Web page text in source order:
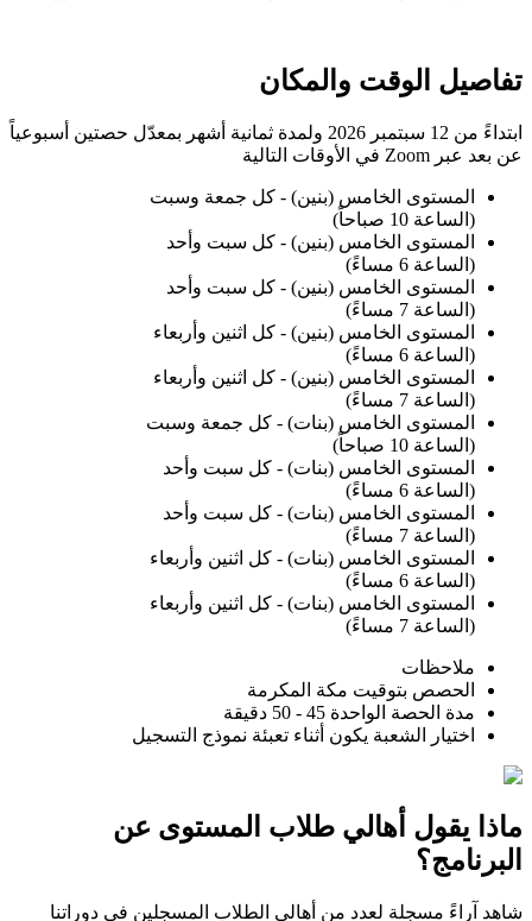
تفاصيل الوقت والمكان
ابتداءً من 12 سبتمبر 2026
ولمدة ثمانية أشهر بمعدّل حصتين أسبوعياً
عن بعد عبر Zoom في الأوقات التالية
المستوى الخامس (بنين) - كل جمعة وسبت
(الساعة 10 صباحاً)
المستوى الخامس (بنين) - كل سبت وأحد
(الساعة 6 مساءً)
المستوى الخامس (بنين) - كل سبت وأحد
(الساعة 7 مساءً)
المستوى الخامس (بنين) - كل اثنين وأربعاء
(الساعة 6 مساءً)
المستوى الخامس (بنين) - كل اثنين وأربعاء
(الساعة 7 مساءً)
المستوى الخامس (بنات) - كل جمعة وسبت
(الساعة 10 صباحاً)
المستوى الخامس (بنات) - كل سبت وأحد
(الساعة 6 مساءً)
المستوى الخامس (بنات) - كل سبت وأحد
(الساعة 7 مساءً)
المستوى الخامس (بنات) - كل اثنين وأربعاء
(الساعة 6 مساءً)
المستوى الخامس (بنات) - كل اثنين وأربعاء
(الساعة 7 مساءً)
ملاحظات
الحصص بتوقيت مكة المكرمة
مدة الحصة الواحدة 45 - 50
دقيقة
اختيار الشعبة يكون أثناء تعبئة نموذج التسجيل
ماذا يقول أهالي طلاب المستوى عن
البرنامج؟
شاهد آراءً مسجلة لعدد من أهالي الطلاب المسجلين في دوراتنا